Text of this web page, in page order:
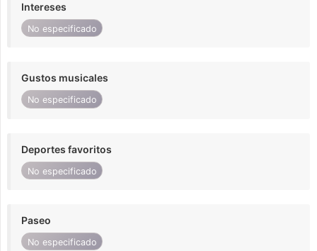
Intereses
No especificado
Gustos musicales
No especificado
Deportes favoritos
No especificado
Paseo
No especificado